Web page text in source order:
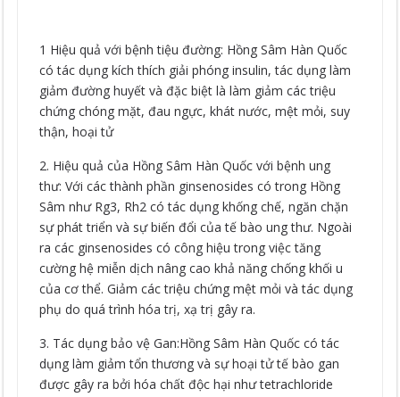
1 Hiệu quả với bệnh tiệu đường: Hồng Sâm Hàn Quốc
có tác dụng kích thích giải phóng insulin, tác dụng làm
giảm đường huyết và đặc biệt là làm giảm các triệu
chứng chóng mặt, đau ngực, khát nước, mệt mỏi, suy
thận, hoại tử
2. Hiệu quả của Hồng Sâm Hàn Quốc với bệnh ung
thư: Với các thành phần ginsenosides có trong Hồng
Sâm như Rg3, Rh2 có tác dụng khống chế, ngăn chặn
sự phát triển và sự biến đổi của tế bào ung thư. Ngoài
ra các ginsenosides có công hiệu trong việc tăng
cường hệ miễn dịch nâng cao khả năng chống khối u
của cơ thể. Giảm các triệu chứng mệt mỏi và tác dụng
phụ do quá trình hóa trị, xạ trị gây ra.
3. Tác dụng bảo vệ Gan:Hồng Sâm Hàn Quốc có tác
dụng làm giảm tổn thương và sự hoại tử tế bào gan
được gây ra bởi hóa chất độc hại như tetrachloride